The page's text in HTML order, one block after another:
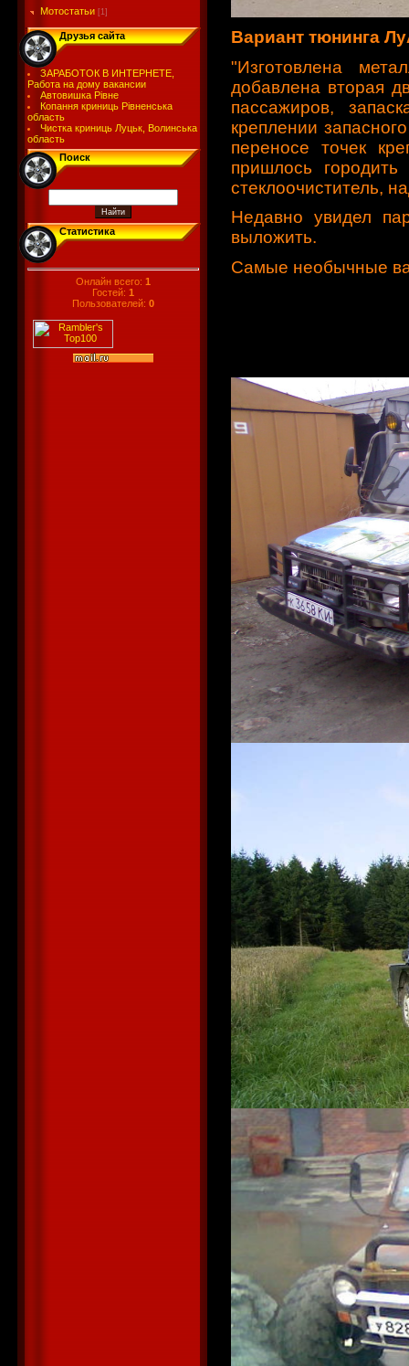
Мотостатьи [1]
Друзья сайта
ЗАРАБОТОК В ИНТЕРНЕТЕ,
Работа на дому вакансии
Автовишка Рівне
Копання криниць Рівненська
область
Чистка криниць Луцьк, Волинська
область
Поиск
Статистика
Онлайн всего: 1
Гостей: 1
Пользователей: 0
Вариант тюнинга
"Изготовлена
добавлена вторая
пассажиров,
креплении
переносе точек
пришлось
стеклоочиститель,
Недавно увидел
выложить.
Самые необычные